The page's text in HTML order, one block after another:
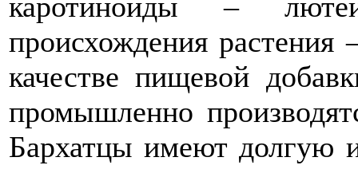
происхождения растения
качестве пищевой
промышленно
Бархатцы имеют долгую